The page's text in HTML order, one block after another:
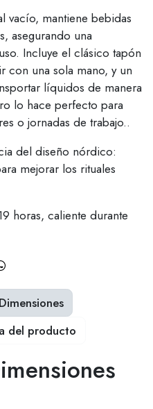
vacío, mantiene bebidas
asegurando una
Incluye el clásico tapón
con una sola mano, y un
líquidos de manera
lo hace perfecto para
o jornadas de trabajo..
del diseño nórdico:
mejorar los rituales
horas, caliente durante
del producto